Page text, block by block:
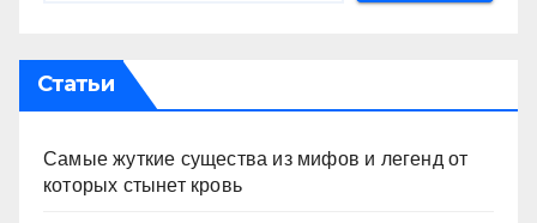
Статьи
Самые жуткие существа из мифов и легенд от
которых стынет кровь